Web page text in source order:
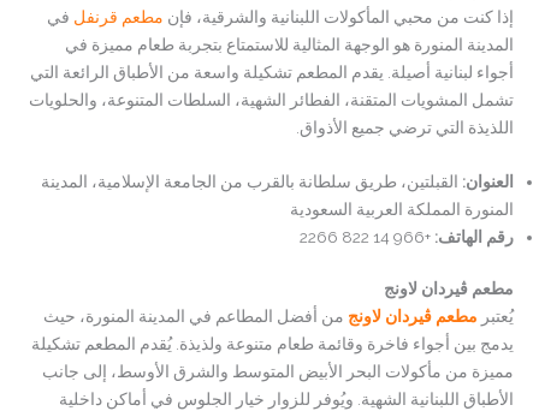
إذا كنت من محبي المأكولات اللبنانية والشرقية، فإن مطعم قرنفل في
المدينة المنورة هو الوجهة المثالية للاستمتاع بتجربة طعام مميزة في
أجواء لبنانية أصيلة. يقدم المطعم تشكيلة واسعة من الأطباق الرائعة التي
تشمل المشويات المتقنة، الفطائر الشهية، السلطات المتنوعة، والحلويات
اللذيذة التي ترضي جميع الأذواق.
العنوان: القبلتين، طريق سلطانة بالقرب من الجامعة الإسلامية، المدينة
المنورة المملكة العربية السعودية
رقم الهاتف:
+966 14 822 2266
مطعم ڤيردان لاونج
يُعتبر مطعم ڤيردان لاونج من أفضل المطاعم في المدينة المنورة، حيث
يدمج بين أجواء فاخرة وقائمة طعام متنوعة ولذيذة. يُقدم المطعم تشكيلة
مميزة من مأكولات البحر الأبيض المتوسط والشرق الأوسط، إلى جانب
الأطباق اللبنانية الشهية. ويُوفر للزوار خيار الجلوس في أماكن داخلية